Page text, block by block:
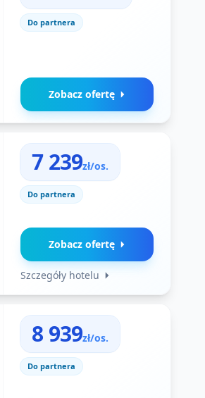
Do partnera
Zobacz ofertę
7 239zł/os.
Do partnera
Zobacz ofertę
Szczegóły hotelu
8 939zł/os.
Do partnera